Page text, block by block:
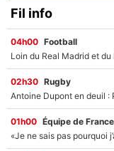
Fil info
04h00 Football
02h30 Rugby
01h00 Équipe de France